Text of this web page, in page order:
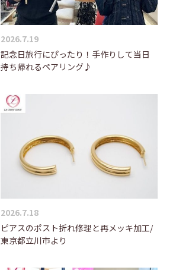
2026.7.19
記念日旅行にぴったり！手作りして当日
持ち帰れるペアリング♪
2026.7.18
ピアスのポスト折れ修理と再メッキ加工/
東京都立川市より